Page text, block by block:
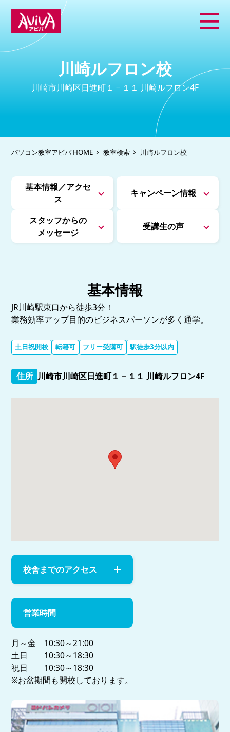
川崎ルフロン校
川崎市川崎区日進町１－１１ 川崎ルフロン4F
パソコン教室アビバ HOME 教室検索 川崎ルフロン校
基本情報／アクセ
ス
キャンペーン情報
スタッフからの
メッセージ
受講生の声
基本情報
JR川崎駅東口から徒歩3分！
業務効率アップ目的のビジネスパーソンが多く通学。
土日祝開校 転籍可 フリー受講可 駅徒歩3分以内
住所 川崎市川崎区日進町１－１１ 川崎ルフロン4F
校舎までのアクセス
営業時間
月～金 10:30～21:00
土日 10:30～18:30
祝日 10:30～18:30
※お盆期間も開校しております。